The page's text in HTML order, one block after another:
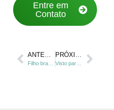
Entre em
Contato
ANTERIOR PRÓXIMO